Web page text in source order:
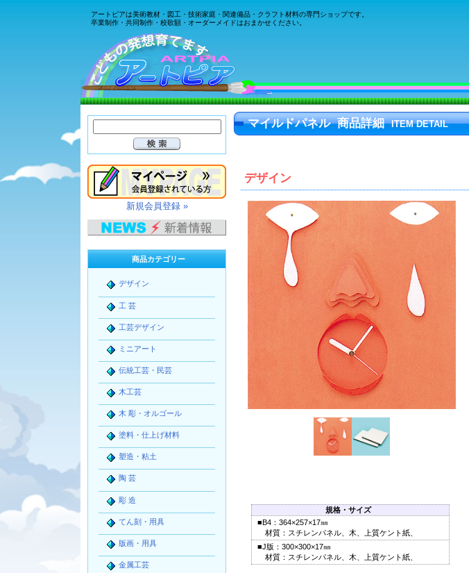
アートピアは美術教材・図工・技術家庭・関連備品・クラフト材料の専門ショップです。
卒業制作・共同制作・校歌額・オーダーメイドはおまかせください。
マイルドパネル 商品詳細 ITEM DETAIL
デザイン
規格・サイズ
■B4：364×257×17㎜
材質：スチレンパネル、木、上質ケント紙、
■J版：300×300×17㎜
材質：スチレンパネル、木、上質ケント紙、
新規会員登録 »
商品カテゴリー
デザイン
工 芸
工芸デザイン
ミニアート
伝統工芸・民芸
木工芸
木 彫・オルゴール
塗料・仕上げ材料
塑造・粘土
陶 芸
彫 造
てん刻・用具
版画・用具
金属工芸